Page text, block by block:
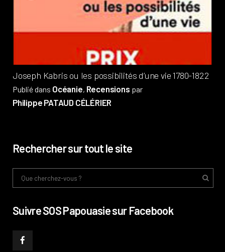
Joseph Kabris ou les possibilités d’une vie 1780-1822
Publié dans Océanie, Recensions par
Philippe PATAUD CÉLÉRIER
Rechercher sur tout le site
Suivre SOS Papouasie sur Facebook